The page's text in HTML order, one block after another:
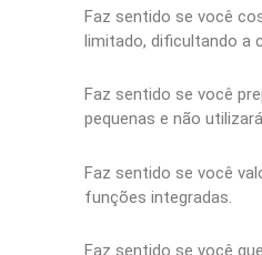
Faz sentido se você
limitado, dificultando a
Faz sentido se você
pequenas e não
Faz sentido se você
funções integradas.
Faz sentido se você